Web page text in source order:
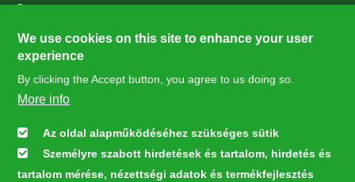
Supporters
27224
Hírlevél feliratkozás
Feliratkozás
We use cookies on this site to enhance your user
experience
By clicking the Accept button, you agree to us doing so.
More info
Az oldal alapműködéséhez szükséges sütik
Személyre szabott hirdetések és tartalom, hirdetés és
tartalom mérése, nézettségi adatok és termékfejlesztés